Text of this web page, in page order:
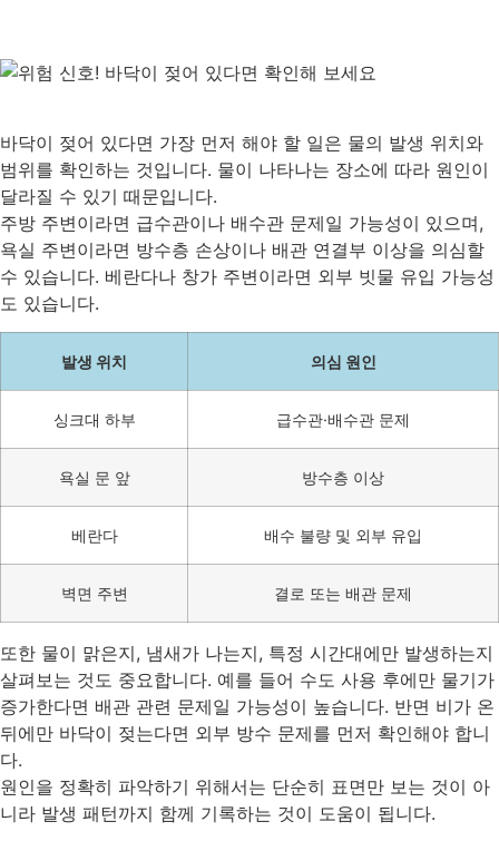
바닥이 젖어 있다면 가장 먼저 해야 할 일은 물의 발생 위치와
범위를 확인하는 것입니다. 물이 나타나는 장소에 따라 원인이
달라질 수 있기 때문입니다.
주방 주변이라면 급수관이나 배수관 문제일 가능성이 있으며,
욕실 주변이라면 방수층 손상이나 배관 연결부 이상을 의심할
수 있습니다. 베란다나 창가 주변이라면 외부 빗물 유입 가능성
도 있습니다.
발생 위치 의심 원인
싱크대 하부 급수관·배수관 문제
욕실 문 앞 방수층 이상
베란다 배수 불량 및 외부 유입
벽면 주변 결로 또는 배관 문제
또한 물이 맑은지, 냄새가 나는지, 특정 시간대에만 발생하는지
살펴보는 것도 중요합니다. 예를 들어 수도 사용 후에만 물기가
증가한다면 배관 관련 문제일 가능성이 높습니다. 반면 비가 온
뒤에만 바닥이 젖는다면 외부 방수 문제를 먼저 확인해야 합니
다.
원인을 정확히 파악하기 위해서는 단순히 표면만 보는 것이 아
니라 발생 패턴까지 함께 기록하는 것이 도움이 됩니다.